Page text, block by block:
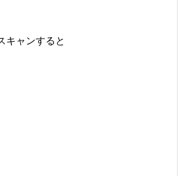
キャンすると